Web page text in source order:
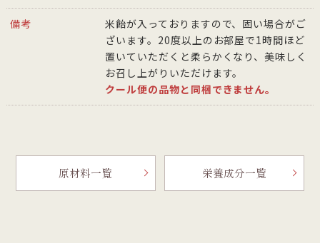
備考
米飴が入っておりますので、固い場合がご
ざいます。20度以上のお部屋で1時間ほど
置いていただくと柔らかくなり、美味しく
お召し上がりいただけます。
クール便の品物と同梱できません。
原材料一覧 栄養成分一覧